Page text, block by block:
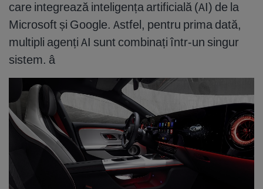
care integrează inteligența artificială (AI) de la
Microsoft și Google. Astfel, pentru prima dată,
multipli agenți AI sunt combinați într-un singur
sistem. â